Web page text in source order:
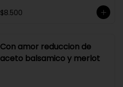
$8.500
Con amor reduccion de
aceto balsamico y merlot